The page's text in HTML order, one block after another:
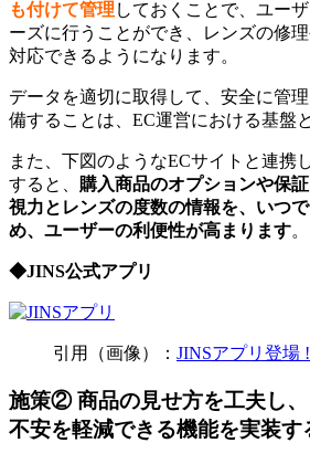
も付けて管理 しておくことで、ユー
ーズに行うことができ、レンズの修
対応できるようになります。
データを適切に取得して、安全に管
備することは、EC運営における基盤
また、下図のようなECサイトと連携
すると、 購入商品のオプションや保
視力とレンズの度数の情報を、いつ
め、ユーザーの利便性が高まります。
◆JINS公式アプリ
引用（画像）： JINSアプリ登場
施策②商品の見せ方を工夫し
不安を軽減できる機能を実装す